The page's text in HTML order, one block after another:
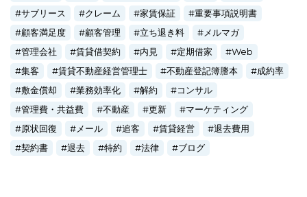
サブリース
クレーム 家賃保証
重要事項説明書
顧客満足度
顧客管理 立ち退き料
メルマガ
管理会社
賃貸借契約 内見 定期借家
Web
集客
賃貸不動産経営管理士 不動産登記簿謄本
成約率
敷金償却
業務効率化 解約
コンサル
管理費・共益費
不動産 更新
マーケティング
原状回復
メール 追客 賃貸経営
退去費用
契約書
退去 特約 法律 ブログ